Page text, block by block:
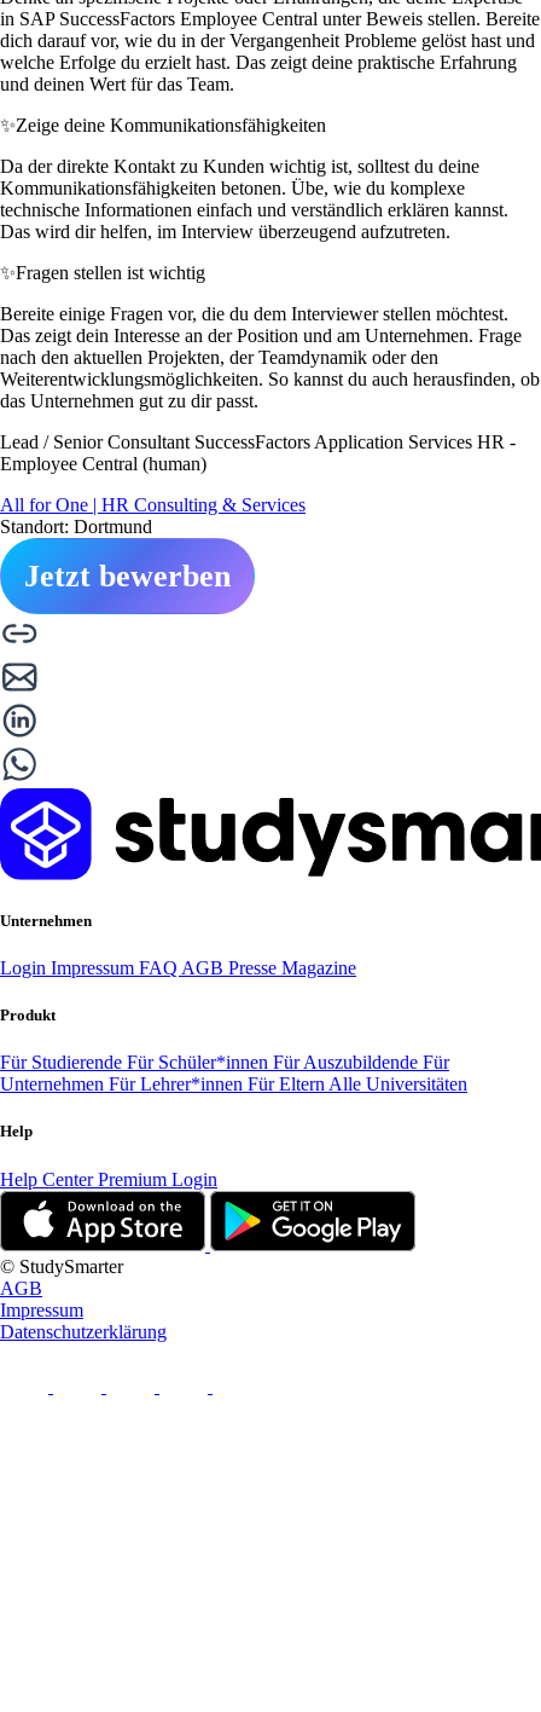
in SAP SuccessFactors Employee Central unter Beweis stellen. Bereite
dich darauf vor, wie du in der Vergangenheit Probleme gelöst hast und
welche Erfolge du erzielt hast. Das zeigt deine praktische Erfahrung
und deinen Wert für das Team.
✨Zeige deine Kommunikationsfähigkeiten
Da der direkte Kontakt zu Kunden wichtig ist, solltest du deine
Kommunikationsfähigkeiten betonen. Übe, wie du komplexe
technische Informationen einfach und verständlich erklären kannst.
Das wird dir helfen, im Interview überzeugend aufzutreten.
✨Fragen stellen ist wichtig
Bereite einige Fragen vor, die du dem Interviewer stellen möchtest.
Das zeigt dein Interesse an der Position und am Unternehmen. Frage
nach den aktuellen Projekten, der Teamdynamik oder den
Weiterentwicklungsmöglichkeiten. So kannst du auch herausfinden, ob
das Unternehmen gut zu dir passt.
Lead / Senior Consultant SuccessFactors Application Services HR -
Employee Central (human)
All for One | HR Consulting & Services
Standort: Dortmund
Jetzt bewerben
Unternehmen
Login Impressum FAQ AGB Presse Magazine
Produkt
Für Studierende Für Schüler*innen Für Auszubildende Für
Unternehmen Für Lehrer*innen Für Eltern Alle Universitäten
Help
Help CenterPremium Login
© StudySmarter
AGB
Impressum
Datenschutzerklärung